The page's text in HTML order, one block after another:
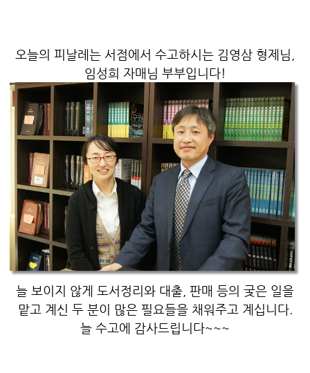
오늘의 피날레는 서점에서 수고하시는 김영삼 형제님,
임성희 자매님 부부입니다!
늘 보이지 않게 도서정리와 대출, 판매 등의 궂은 일을
맡고 계신 두 분이 많은 필요들을 채워주고 계십니다.
늘 수고에 감사드립니다~~~